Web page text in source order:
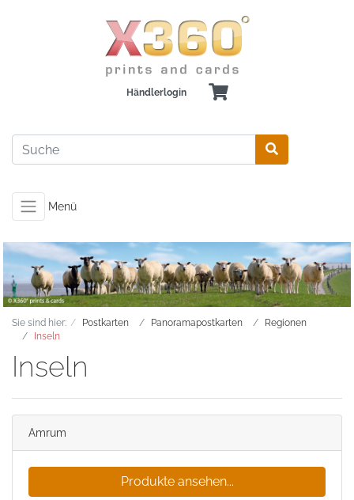
Händlerlogin
Menü
Sie sind hier: Postkarten Panoramapostkarten
Regionen
Inseln
Inseln
Amrum
Produkte ansehen...